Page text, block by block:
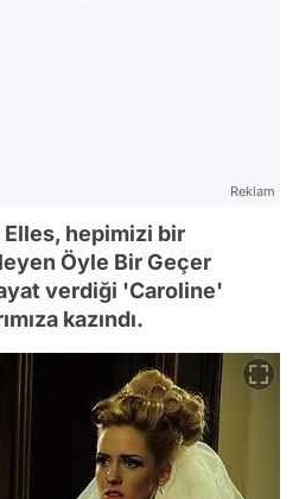
Reklam
hepimizi bir
Öyle Bir Geçer
verdiği 'Caroline'
kazındı.